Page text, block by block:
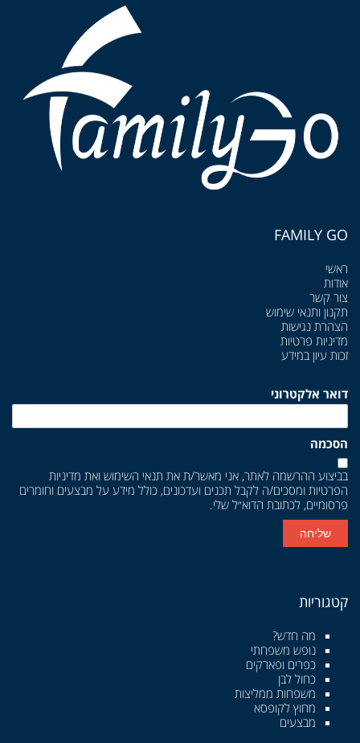
FAMILY GO
ראשי
אודות
צור קשר
תקנון ותנאי שימוש
הצהרת נגישות
מדיניות פרטיות
זכות עיון במידע
דואר אלקטרוני
הסכמה
בביצוע ההרשמה לאתר, אני מאשר/ת את תנאי השימוש ואת מדיניות
הפרטיות ומסכים/ה לקבל תכנים ועדכונים, כולל מידע על מבצעים וחומרים
פרסומיים, לכתובת הדוא״ל שלי.
שליחה
קטגוריות
מה חדש?
נופש משפחתי
כפרים ופארקים
כחול לבן
משפחות ממליצות
מחוץ לקופסא
מבצעים